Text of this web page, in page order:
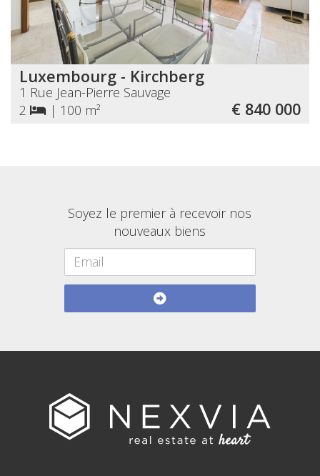
Luxembourg - Kirchberg
1 Rue Jean-Pierre Sauvage
2
| 100 m² € 840 000
Soyez le premier à recevoir nos
nouveaux biens